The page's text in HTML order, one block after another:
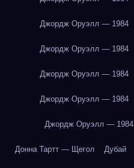
Джордж Оруэлл — 1984
Джордж Оруэлл — 1984
Джордж Оруэлл — 1984
Джордж Оруэлл — 1984
Джордж Оруэлл — 1984
Донна Тартт — Щегол Дубай